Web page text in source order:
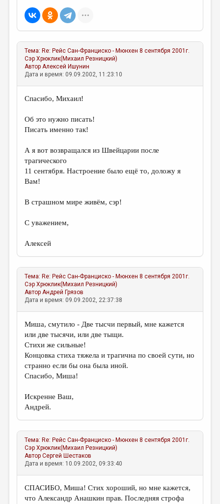
КУЛЬТУРОВЕДЕНИЕ
РЕЦЕНЗИРОВАНИЕ
ЦИКЛЫ ПУБЛИКАЦИЙ
ВКОНТАКТЕ
Тема: Re: Рейс Сан-Франциско - Мюнхен 8 сентября 2001г.
Сэр Хрюклик(Михаил Резницкий)
АвторАлексей Ишунин
Дата и время: 09.09.2002, 11:23:10
Cпасибо, Михаил!
Об это нужно писать!
Писать именно так!
А я вот возвращался из Швейцарии после
трагического
11 сентября. Настроение было ещё то, доложу я
Вам!
В страшном мире живём, сэр!
С уважением,
Алексей
Тема: Re: Рейс Сан-Франциско - Мюнхен 8 сентября 2001г.
Сэр Хрюклик(Михаил Резницкий)
АвторАндрей Грязов
Дата и время: 09.09.2002, 22:37:38
Миша, смутило - Две тысчи первый, мне кажется
или две тысячи, или две тыщи.
Стихи же сильные!
Концовка стиха тяжела и трагична по своей сути, но
странно если бы она была иной.
Спасибо, Миша!
Искренне Ваш,
Андрей.
Тема: Re: Рейс Сан-Франциско - Мюнхен 8 сентября 2001г.
Сэр Хрюклик(Михаил Резницкий)
АвторСергей Шестаков
Дата и время: 10.09.2002, 09:33:40
СПАСИБО, Миша! Стих хороший, но мне кажется,
что Александр Анашкин прав. Последняя строфа